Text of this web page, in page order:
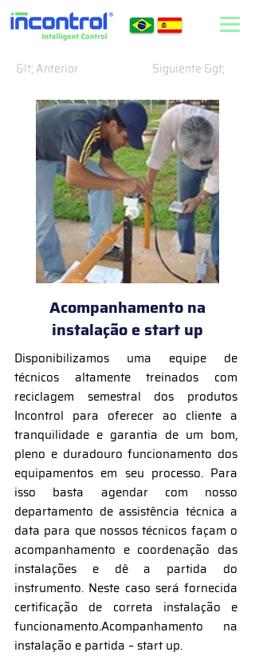
&lt; Anterior Siguiente &gt;
Acompanhamento na
instalação e start up
Disponibilizamos uma equipe de
técnicos altamente treinados com
reciclagem semestral dos produtos
Incontrol para oferecer ao cliente a
tranquilidade e garantia de um bom,
pleno e duradouro funcionamento dos
equipamentos em seu processo. Para
isso basta agendar com nosso
departamento de assistência técnica a
data para que nossos técnicos façam o
acompanhamento e coordenação das
instalações e dê a partida do
instrumento. Neste caso será fornecida
certificação de correta instalação e
funcionamento.Acompanhamento na
instalação e partida – start up.